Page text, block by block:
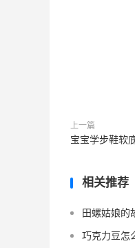
上一篇
宝宝学步鞋软
相关推荐
田螺姑娘的
巧克力豆怎